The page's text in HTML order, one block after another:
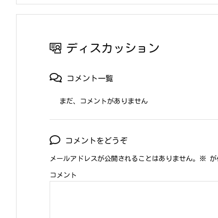
ディスカッション
コメント一覧
まだ、コメントがありません
コメントをどうぞ
メールアドレスが公開されることはありません。 ※ が
コメント